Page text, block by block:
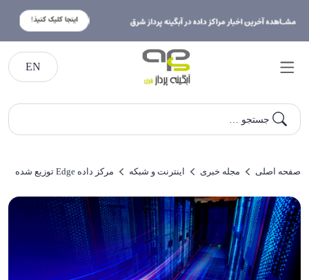
EN
جستجو …
صفحه اصلی مجله خبری اینترنت و شبکه مرکز داده Edge توزیع شده